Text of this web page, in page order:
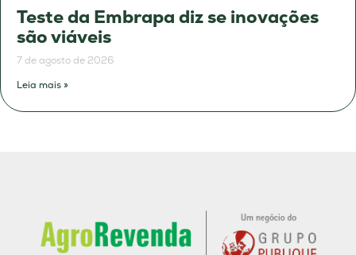
Teste da Embrapa diz se inovações
são viáveis
7 de agosto de 2026
Leia mais »